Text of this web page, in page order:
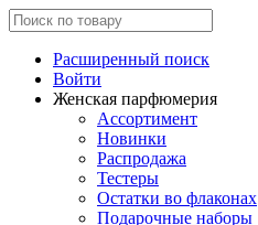
Расширенный поиск
Войти
Женская парфюмерия
Ассортимент
Новинки
Распродажа
Тестеры
Остатки во флаконах
Подарочные наборы